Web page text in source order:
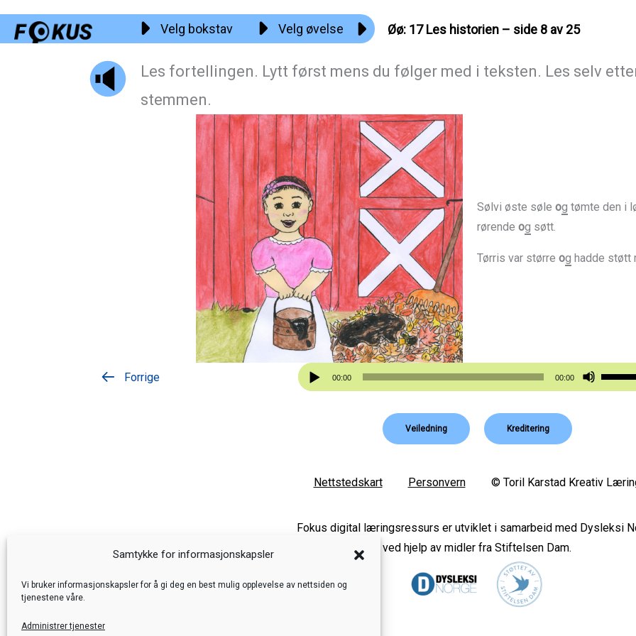
Samtykke for informasjonskapsler
Vi bruker informasjonskapsler for å gi deg en best mulig opplevelse av nettsiden og
tjenestene våre.
Administrer tjenester
rett
Velg bokstav Velg øvelse Øø: 17 Les historien – side 8 av 25
Les fortellingen. Lytt først mens du følger med i teksten. Les selv
stemmen.
Sølvi øste søle og tømte den i
rørende og søtt.
Tørris var større og hadde støtt
Forrige Lydavspiller
00:00 00:00
Bruk
opp-
for
Veiledning Kreditering
Nettstedskart Personvern© Toril Karstad Kreativ
Fokus digital læringsressurs er utviklet i samarbeid med Dysleksi
ved hjelp av midler fra Stiftelsen Dam.